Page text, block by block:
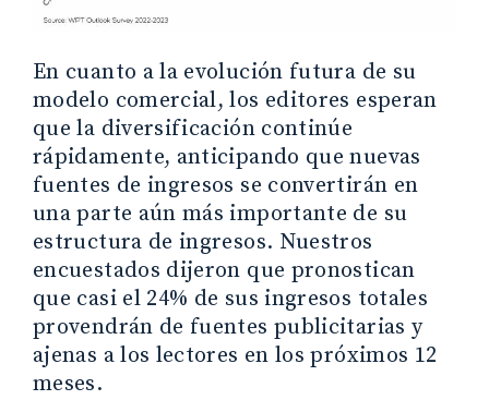
En cuanto a la evolución futura de su
modelo comercial, los editores esperan
que la diversificación continúe
rápidamente, anticipando que nuevas
fuentes de ingresos se convertirán en
una parte aún más importante de su
estructura de ingresos. Nuestros
encuestados dijeron que pronostican
que casi el 24% de sus ingresos totales
provendrán de fuentes publicitarias y
ajenas a los lectores en los próximos 12
meses.